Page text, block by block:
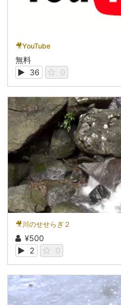
🎥YouTube
無料
36
0
🎥川のせせらぎ２
¥500
2
0